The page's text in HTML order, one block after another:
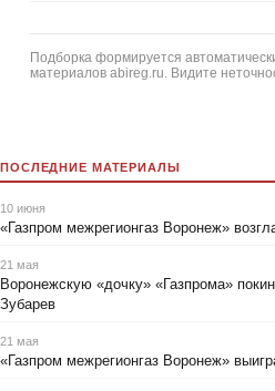
Подборка формируется
материалов abireg.ru. Видите
ПОСЛЕДНИЕ МАТЕРИАЛЫ
10 июня
«Газпром межрегионгаз Воронеж»
21 мая
Воронежскую «дочку» «Газпрома»
Зубарев
21 мая
«Газпром межрегионгаз Воронеж»